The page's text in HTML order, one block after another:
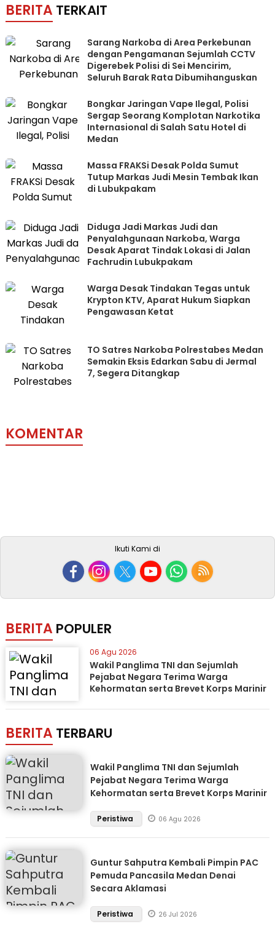
BERITA TERKAIT
Sarang Narkoba di Area Perkebunan
dengan Pengamanan Sejumlah CCTV
Digerebek Polisi di Sei Mencirim,
Seluruh Barak Rata Dibumihanguskan
Bongkar Jaringan Vape Ilegal, Polisi
Sergap Seorang Komplotan Narkotika
Internasional di Salah Satu Hotel di
Medan
Massa FRAKSi Desak Polda Sumut
Tutup Markas Judi Mesin Tembak Ikan
di Lubukpakam
Diduga Jadi Markas Judi dan
Penyalahgunaan Narkoba, Warga
Desak Aparat Tindak Lokasi di Jalan
Fachrudin Lubukpakam
Warga Desak Tindakan Tegas untuk
Krypton KTV, Aparat Hukum Siapkan
Pengawasan Ketat
TO Satres Narkoba Polrestabes Medan
Semakin Eksis Edarkan Sabu di Jermal
7, Segera Ditangkap
KOMENTAR
Ikuti Kami di
BERITA POPULER
06 Agu 2026
Wakil Panglima TNI dan Sejumlah
Pejabat Negara Terima Warga
Kehormatan serta Brevet Korps Marinir
BERITA TERBARU
Wakil Panglima TNI dan Sejumlah
Pejabat Negara Terima Warga
Kehormatan serta Brevet Korps Marinir
Peristiwa 06 Agu 2026
Guntur Sahputra Kembali Pimpin PAC
Pemuda Pancasila Medan Denai
Secara Aklamasi
Peristiwa 26 Jul 2026